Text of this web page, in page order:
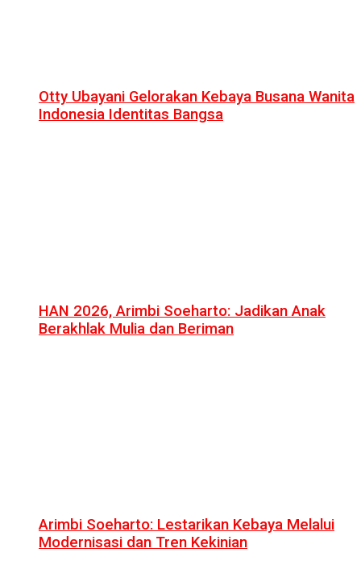
Otty Ubayani Gelorakan Kebaya Busana Wanita
Indonesia Identitas Bangsa
HAN 2026, Arimbi Soeharto: Jadikan Anak
Berakhlak Mulia dan Beriman
Arimbi Soeharto: Lestarikan Kebaya Melalui
Modernisasi dan Tren Kekinian